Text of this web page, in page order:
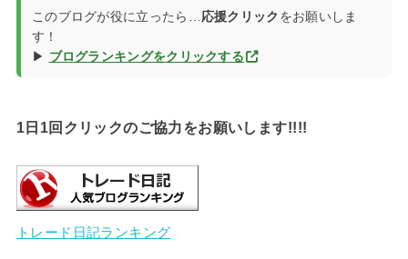
このブログが役に立ったら… 応援クリック をお願いしま
す！
▶ ブログランキングをクリックする
1日1回クリックのご協力をお願いします!!!!
トレード日記ランキング